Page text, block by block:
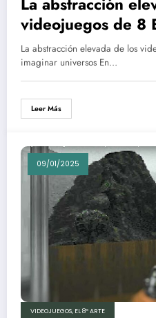
videojuegos de 8
imaginar universos
La abstracción elevada de los
imaginar universos En…
Leer Más
09/01/2025
VIDEOJUEGOS, EL 8º ARTE